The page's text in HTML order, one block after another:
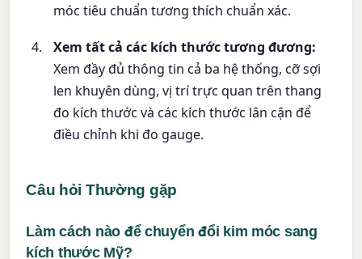
móc tiêu chuẩn tương thích chuẩn xác.
Xem tất cả các kích thước tương đương:
Xem đầy đủ thông tin cả ba hệ thống, cỡ sợi
len khuyên dùng, vị trí trực quan trên thang
đo kích thước và các kích thước lân cận để
điều chỉnh khi đo gauge.
Câu hỏi Thường gặp
Làm cách nào để chuyển đổi kim móc sang
kích thước Mỹ?